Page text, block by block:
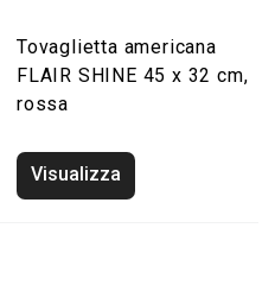
Tovaglietta americana
FLAIR SHINE 45 x 32 cm,
rossa
Visualizza